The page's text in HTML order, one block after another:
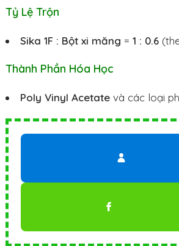
Tỷ Lệ Trộn
Sika 1F : Bột xi măng = 1 : 0.6
Thành Phần Hóa Học
Poly Vinyl Acetate và các loại